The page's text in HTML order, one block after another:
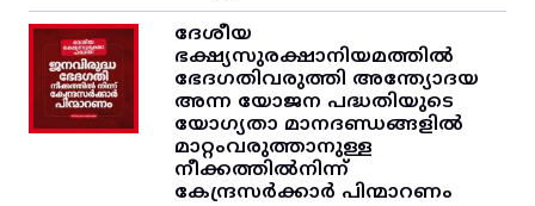
ദേശീയ
ഭക്ഷ്യസുരക്ഷാനിയമത്തിൽ
ഭേദഗതിവരുത്തി അന്ത്യോദയ
അന്ന യോജന പദ്ധതിയുടെ
യോഗ്യതാ മാനദണ്ഡങ്ങളിൽ
മാറ്റംവരുത്താനുള്ള
നീക്കത്തിൽനിന്ന്‌
കേന്ദ്രസർക്കാർ പിന്മാറണം